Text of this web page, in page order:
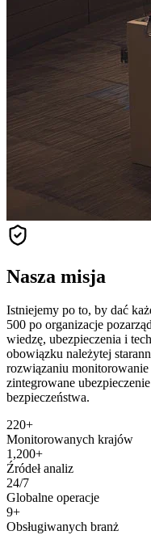
Nasza misja
Istniejemy po to, by dać
500 po organizacje
wiedzę, ubezpieczenia i
obowiązku należytej
rozwiązaniu
zintegrowane
bezpieczeństwa.
220+
Monitorowanych krajów
1,200+
Źródeł analiz
24/7
Globalne operacje
9+
Obsługiwanych branż